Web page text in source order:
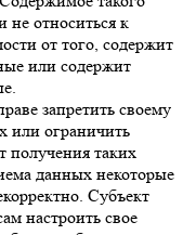
не относиться к
от того, содержит
или содержит
запретить своему
или ограничить
получения таких
данных некоторые
Субъект
настроить свое